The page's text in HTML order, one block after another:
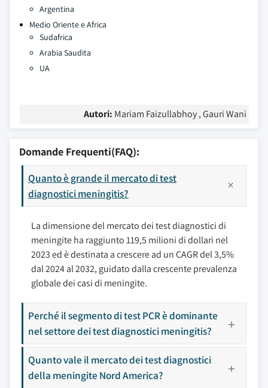
Argentina
Medio Oriente e Africa
Sudafrica
Arabia Saudita
UA
Autori: Mariam Faizullabhoy , Gauri Wani
Domande Frequenti(FAQ):
Quanto è grande il mercato di test
diagnostici meningitis?
La dimensione del mercato dei test diagnostici di
meningite ha raggiunto 119,5 milioni di dollari nel
2023 ed è destinata a crescere ad un CAGR del 3,5%
dal 2024 al 2032, guidato dalla crescente prevalenza
globale dei casi di meningite.
Perché il segmento di test PCR è dominante
nel settore dei test diagnostici meningitis?
Quanto vale il mercato dei test diagnostici
della meningite Nord America?